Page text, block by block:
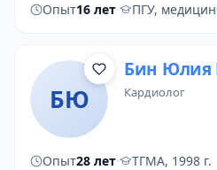
Опыт16 лет· ПГУ,
БЮ
Бин Юлия
кардиолог
Опыт28 лет· ТГМА, 1998 г.